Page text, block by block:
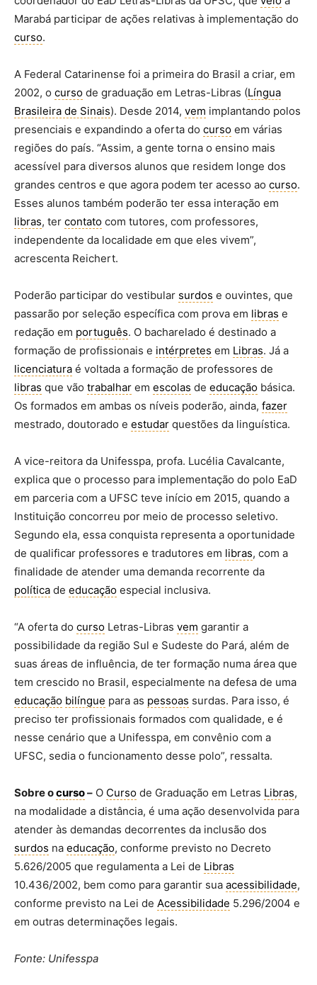
Marabá participar de ações relativas à implementação do
curso.
A Federal Catarinense foi a primeira do Brasil a criar, em
2002, o curso de graduação em Letras-Libras (Língua
Brasileira de Sinais). Desde 2014, vem implantando polos
presenciais e expandindo a oferta do curso em várias
regiões do país. “Assim, a gente torna o ensino mais
acessível para diversos alunos que residem longe dos
grandes centros e que agora podem ter acesso ao curso.
Esses alunos também poderão ter essa interação em
libras, ter contato com tutores, com professores,
independente da localidade em que eles vivem”,
acrescenta Reichert.
Poderão participar do vestibular surdos e ouvintes, que
passarão por seleção específica com prova em libras e
redação em português. O bacharelado é destinado a
formação de profissionais e intérpretes em Libras. Já a
licenciatura é voltada a formação de professores de
libras que vão trabalhar em escolas de educação básica.
Os formados em ambas os níveis poderão, ainda, fazer
mestrado, doutorado e estudar questões da linguística.
A vice-reitora da Unifesspa, profa. Lucélia Cavalcante,
explica que o processo para implementação do polo EaD
em parceria com a UFSC teve início em 2015, quando a
Instituição concorreu por meio de processo seletivo.
Segundo ela, essa conquista representa a oportunidade
de qualificar professores e tradutores em libras, com a
finalidade de atender uma demanda recorrente da
política de educação especial inclusiva.
“A oferta do curso Letras-Libras vem garantir a
possibilidade da região Sul e Sudeste do Pará, além de
suas áreas de influência, de ter formação numa área que
tem crescido no Brasil, especialmente na defesa de uma
educação bilíngue para as pessoas surdas. Para isso, é
preciso ter profissionais formados com qualidade, e é
nesse cenário que a Unifesspa, em convênio com a
UFSC, sedia o funcionamento desse polo”, ressalta.
Sobre ocurso– O Curso de Graduação em Letras Libras,
na modalidade a distância, é uma ação desenvolvida para
atender às demandas decorrentes da inclusão dos
surdos na educação, conforme previsto no Decreto
5.626/2005 que regulamenta a Lei de Libras
10.436/2002, bem como para garantir sua acessibilidade,
conforme previsto na Lei de Acessibilidade 5.296/2004 e
em outras determinações legais.
Fonte: Unifesspa